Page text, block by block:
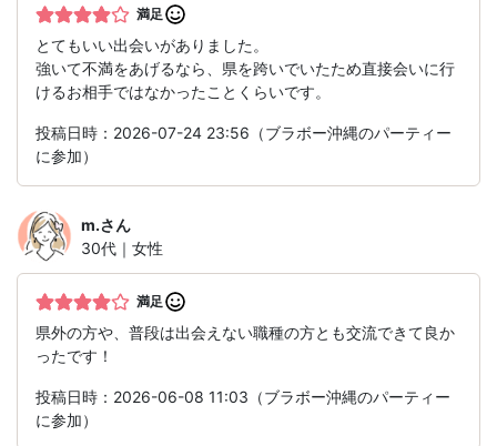
満足
とてもいい出会いがありました。
強いて不満をあげるなら、県を跨いでいたため直接会いに行
けるお相手ではなかったことくらいです。
投稿日時：2026-07-24 23:56（ブラボー沖縄のパーティー
に参加）
m.さん
30代｜女性
満足
県外の方や、普段は出会えない職種の方とも交流できて良か
ったです！
投稿日時：2026-06-08 11:03（ブラボー沖縄のパーティー
に参加）